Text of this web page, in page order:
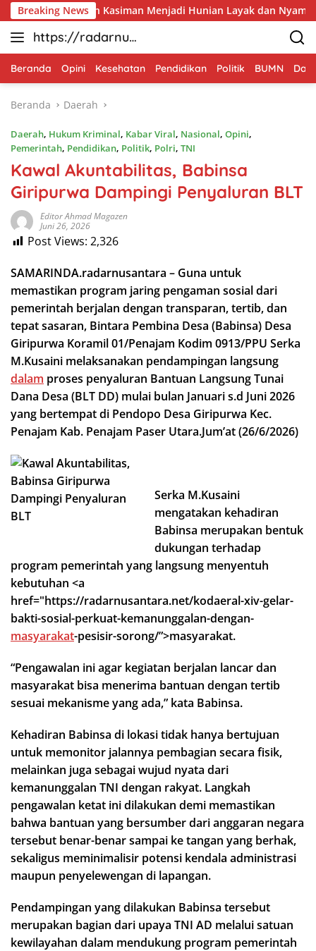
Langsung
ke
konten
Breaking News
Mbah Kasiman Menjadi Hunian Layak dan Nyaman
https://radarnus
antara.net
Beranda Opini Kesehatan Pendidikan Politik BUMN
Beranda Daerah
Daerah, Hukum Kriminal, Kabar Viral, Nasional, Opini,
Pemerintah, Pendidikan, Politik, Polri, TNI
Kawal Akuntabilitas, Babinsa
Giripurwa Dampingi Penyaluran BLT
Editor Ahmad Magazen
Juni 26, 2026
Post Views: 2,326
SAMARINDA.radarnusantara – Guna untuk
memastikan program jaring pengaman sosial dari
pemerintah berjalan dengan transparan, tertib, dan
tepat sasaran, Bintara Pembina Desa (Babinsa) Desa
Giripurwa Koramil 01/Penajam Kodim 0913/PPU Serka
M.Kusaini melaksanakan pendampingan langsung
dalam proses penyaluran Bantuan Langsung Tunai
Dana Desa (BLT DD) mulai bulan Januari s.d Juni 2026
yang bertempat di Pendopo Desa Giripurwa Kec.
Penajam Kab. Penajam Paser Utara.Jum’at (26/6/2026)
Serka M.Kusaini
mengatakan kehadiran
Babinsa merupakan bentuk
dukungan terhadap
program pemerintah yang langsung menyentuh
kebutuhan <a
href="https://radarnusantara.net/kodaeral-xiv-gelar-
bakti-sosial-perkuat-kemanunggalan-dengan-
masyarakat-pesisir-sorong/”>masyarakat.
“Pengawalan ini agar kegiatan berjalan lancar dan
masyarakat bisa menerima bantuan dengan tertib
sesuai mekanisme yang ada,” kata Babinsa.
Kehadiran Babinsa di lokasi tidak hanya bertujuan
untuk memonitor jalannya pembagian secara fisik,
melainkan juga sebagai wujud nyata dari
kemanunggalan TNI dengan rakyat. Langkah
pengawalan ketat ini dilakukan demi memastikan
bahwa bantuan yang bersumber dari anggaran negara
tersebut benar-benar sampai ke tangan yang berhak,
sekaligus meminimalisir potensi kendala administrasi
maupun penyelewengan di lapangan.
Pendampingan yang dilakukan Babinsa tersebut
merupakan bagian dari upaya TNI AD melalui satuan
kewilayahan dalam mendukung program pemerintah